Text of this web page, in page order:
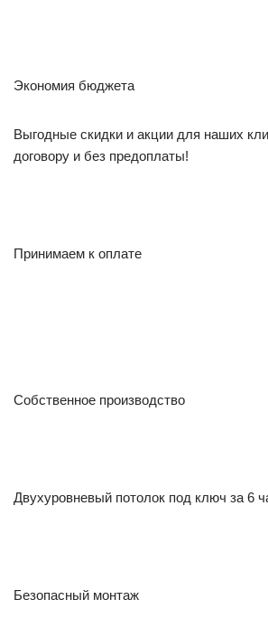
Экономия бюджета
Выгодные скидки и акции для наших
договору и без предоплаты!
Принимаем к оплате
Собственное производство
Двухуровневый потолок под ключ за 6
Безопасный монтаж